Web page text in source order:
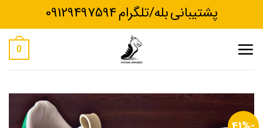
پشتیبانی بله/تلگرام 09129497594
0